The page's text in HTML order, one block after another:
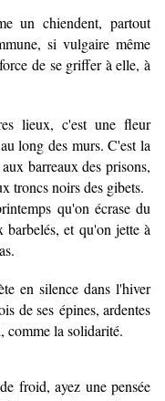
un chiendent, partout
si vulgaire même
de se griffer à elle, à
lieux, c'est une fleur
long des murs. C'est la
barreaux des prisons,
troncs noirs des gibets.
qu'on écrase du
et qu'on jette à
en silence dans l'hiver
de ses épines, ardentes
comme la solidarité.
froid, ayez une pensée